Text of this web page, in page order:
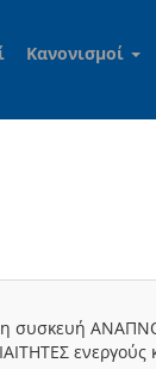
Κανονισμοί
η συσκευή
ενεργούς